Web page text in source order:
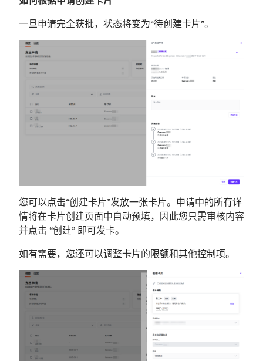
一旦申请完全获批，状态将变为“待创建卡片”。
您可以点击“创建卡片”发放一张卡片。申请中的所有详
情将在卡片创建页面中自动预填，因此您只需审核内容
并点击 “创建” 即可发卡。
如有需要，您还可以调整卡片的限额和其他控制项。